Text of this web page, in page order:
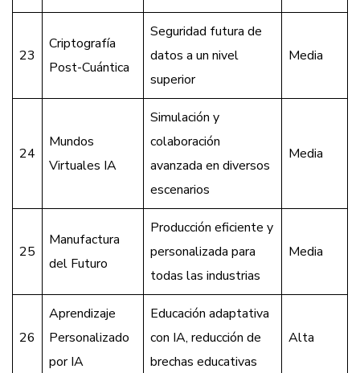
23
Criptografía
Post-Cuántica
Seguridad futura de
datos a un nivel
superior
Media
24
Mundos
Virtuales IA
Simulación y
colaboración
avanzada en diversos
escenarios
Media
25
Manufactura
del Futuro
Producción eficiente y
personalizada para
todas las industrias
Media
26
Aprendizaje
Personalizado
por IA
Educación adaptativa
con IA, reducción de
brechas educativas
Alta